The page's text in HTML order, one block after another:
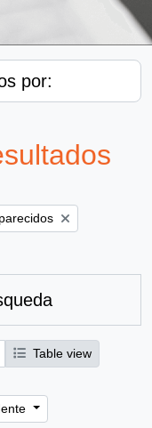
por:
Table view